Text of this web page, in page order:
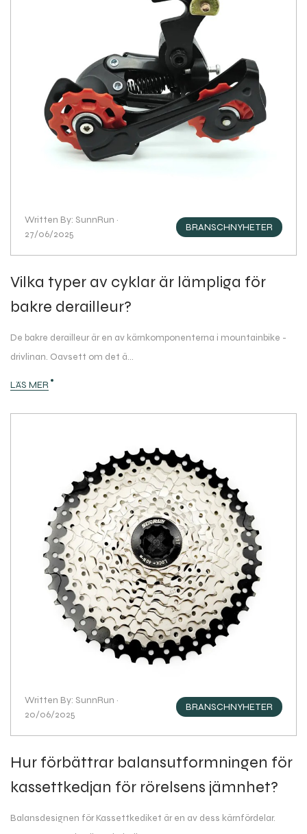
Written By: SunnRun ·
27/06/2025
BRANSCHNYHETER
Vilka typer av cyklar är lämpliga för
bakre derailleur?
De bakre derailleur är en av kärnkomponenterna i mountainbike -
drivlinan. Oavsett om det ä...
LÄS MER
Written By: SunnRun ·
20/06/2025
BRANSCHNYHETER
Hur förbättrar balansutformningen för
kassettkedjan för rörelsens jämnhet?
Balansdesignen för Kassettkediket är en av dess kärnfördelar.